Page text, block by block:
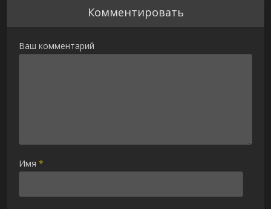
Комментировать
Ваш комментарий
Имя*